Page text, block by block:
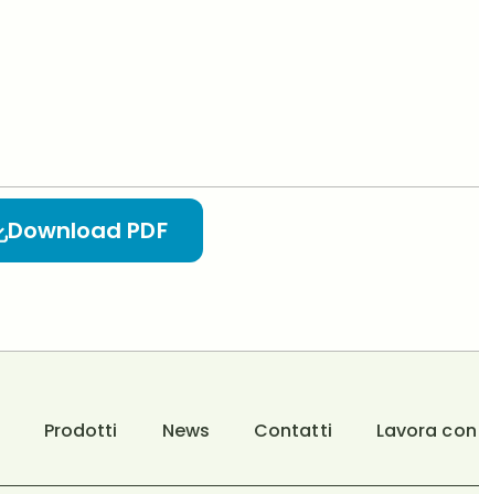
Download PDF
Prodotti News Contatti Lavora